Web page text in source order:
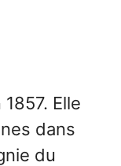
Elle
dans
du